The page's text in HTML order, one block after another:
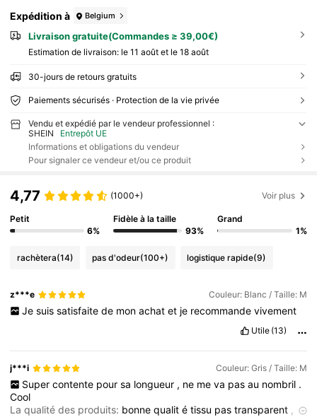
Expédition à Belgium
Livraison gratuite(Commandes ≥ 39,00€)
Estimation de livraison: le 11 août et le 18 août
30-jours de retours gratuits
Paiements sécurisés · Protection de la vie privée
Vendu et expédié par le vendeur professionnel :
SHEIN
Entrepôt UE
Informations et obligations du vendeur
Pour signaler ce vendeur et/ou ce produit
4,77 (1000+) Voir plus
Petit
6%
Fidèle à la taille
93%
Grand
1%
rachètera(14) pas d'odeur(100+) logistique rapide(9)
z***e Couleur: Blanc / Taille: M
Je suis satisfaite de mon achat et je recommande vivement
Utile (13)
j***i Couleur: Gris / Taille: M
Super contente pour sa longueur , ne me va pas au nombril .
Cool
La qualité des produits: bonnequalitétissu pastransparent
é